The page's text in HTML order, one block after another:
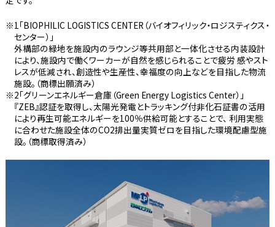
1「BIOPHILIC LOGISTICS CENTER（バイオフィリック・ロジスティクス・
センター）」
外構部の緑地を施設内のラウンジ等共用部と一体化させる内装設計
により、施設内で働くワーカーが自然を感じられることで疲労 感やスト
レスが低減され、創造性や生産性、幸福度の向上などを目指した物流
施設。（商標出願済み）
2「グリーンエネルギー倉庫（Green Energy Logistics Center）」
『ZEB』認証を取得し、太陽光発電とトラッキング付非化石証書の活用
により再生可能エネルギーを100％供給可能とすることで、 利用実態
に合わせた施設全体のCO2排出量実質ゼロを目指した環境配慮型施
設。（商標取得済み）